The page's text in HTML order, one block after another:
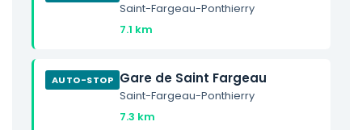
Saint-Fargeau-Ponthierry
7.1 km
AUTO-STOP Gare de Saint Fargeau
Saint-Fargeau-Ponthierry
7.3 km